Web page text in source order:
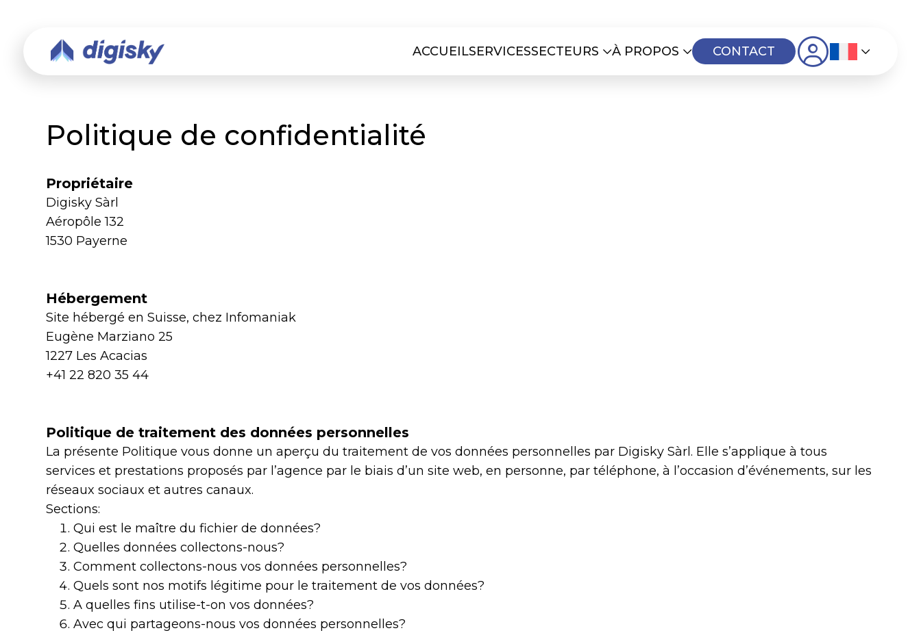
ACCUEILSERVICESSECTEURS À PROPOS CONTACT
Politique de confidentialité
Propriétaire
Digisky Sàrl
Aéropôle 132
1530 Payerne
Hébergement
Site hébergé en Suisse, chez Infomaniak
Eugène Marziano 25
1227 Les Acacias
+41 22 820 35 44
Politique de traitement des données personnelles
La présente Politique vous donne un aperçu du traitement de vos données personnelles par Digisky Sàrl. Elle s’applique à tous
services et prestations proposés par l’agence par le biais d’un site web, en personne, par téléphone, à l’occasion d’événements, sur les
réseaux sociaux et autres canaux.
Sections:
Qui est le maître du fichier de données?
Quelles données collectons-nous?
Comment collectons-nous vos données personnelles?
Quels sont nos motifs légitime pour le traitement de vos données?
A quelles fins utilise-t-on vos données?
Avec qui partageons-nous vos données personnelles?